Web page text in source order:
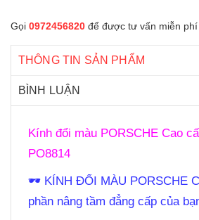
Gọi 0972456820 để được tư vấn miễn phí
THÔNG TIN SẢN PHẨM
BÌNH LUẬN
Kính đổi màu PORSCHE Cao
PO8814
🕶 KÍNH ĐỔI MÀU PORSCHE
phần nâng tầm đẳng cấp của